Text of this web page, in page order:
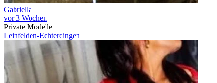
Gabriella
vor 3 Wochen
Private Modelle
Leinfelden-Echterdingen